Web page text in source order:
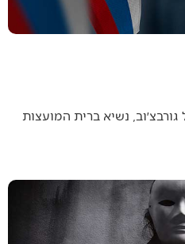
נשיא ברית המועצות